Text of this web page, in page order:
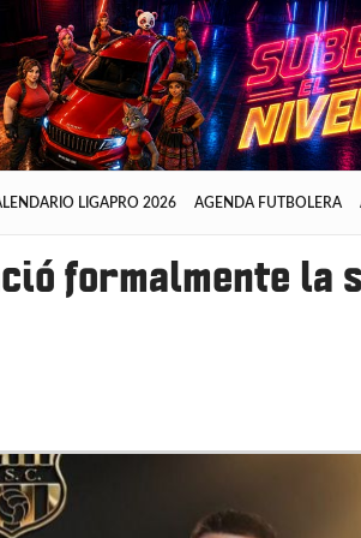
LIGAPRO 2026 AGENDA FUTBOLERA
formalmente la